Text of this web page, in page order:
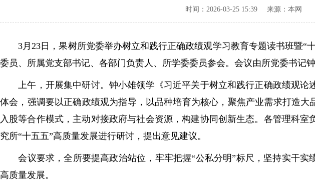
时间：2026-03-25 15:39 来源：本网
3月23日，果树所党委举办树立和践行正确政绩观学习教育专题读书班暨“
委员、所属党支部书记、各部门负责人、所学委委员参会。会议由所党委书记钟
上午，开展集中研讨。钟小雄领学《习近平关于树立和践行正确政绩观论
体会，强调要以正确政绩观为指导，以品种培育为核心，聚焦产业需求打造
入股等合作模式，主动对接政府与社会资源，构建协同创新生态。各管理科
究所“十五五”高质量发展进行研讨，提出意见建议。
会议要求，全所要提高政治站位，牢牢把握“公私分明”标尺，坚持实干实
高质量发展。